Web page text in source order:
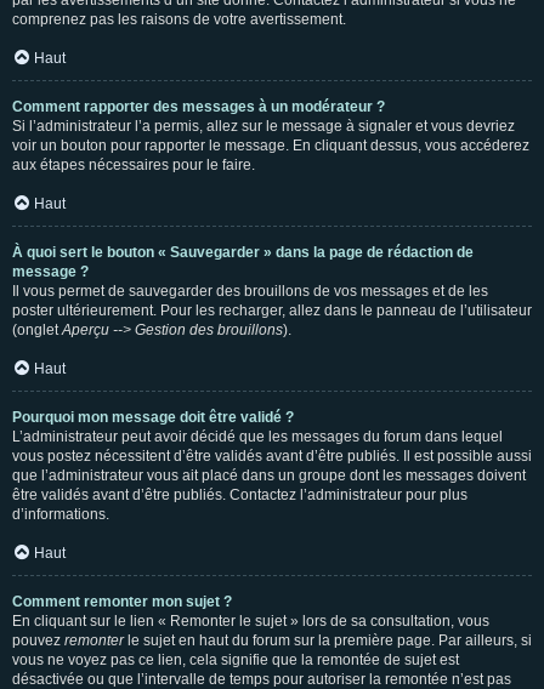
comprenez pas les raisons de votre avertissement.
Haut
Comment rapporter des messages à un modérateur ?
Si l’administrateur l’a permis, allez sur le message à signaler et vous devriez
voir un bouton pour rapporter le message. En cliquant dessus, vous accéderez
aux étapes nécessaires pour le faire.
Haut
À quoi sert le bouton « Sauvegarder » dans la page de rédaction de
message ?
Il vous permet de sauvegarder des brouillons de vos messages et de les
poster ultérieurement. Pour les recharger, allez dans le panneau de l’utilisateur
(ongletAperçu --> Gestion des brouillons).
Haut
Pourquoi mon message doit être validé ?
L’administrateur peut avoir décidé que les messages du forum dans lequel
vous postez nécessitent d’être validés avant d’être publiés. Il est possible aussi
que l’administrateur vous ait placé dans un groupe dont les messages doivent
être validés avant d’être publiés. Contactez l’administrateur pour plus
d’informations.
Haut
Comment remonter mon sujet ?
En cliquant sur le lien « Remonter le sujet » lors de sa consultation, vous
pouvez remonterle sujet en haut du forum sur la première page. Par ailleurs, si
vous ne voyez pas ce lien, cela signifie que la remontée de sujet est
désactivée ou que l’intervalle de temps pour autoriser la remontée n’est pas